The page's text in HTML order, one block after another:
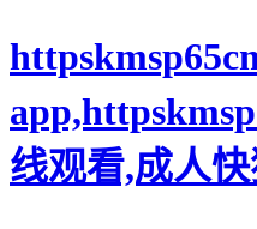
线观看,成人